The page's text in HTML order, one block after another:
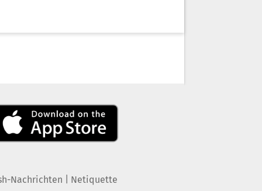
Nachrichten Netiquette